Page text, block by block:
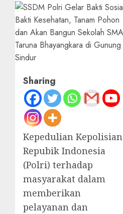
Sharing
Kepedulian Kepolisian
Repubik Indonesia
(Polri) terhadap
masyarakat dalam
memberikan
pelayanan dan